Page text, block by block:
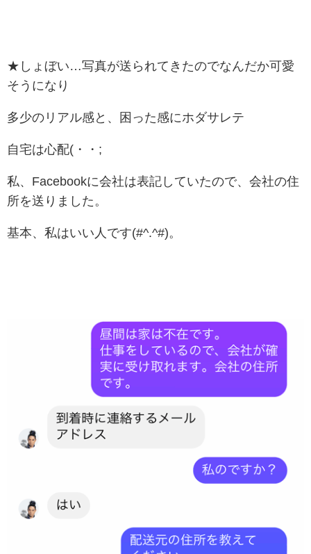
★しょぼい…写真が送られてきたのでなんだか可愛
そうになり
多少のリアル感と、困った感にホダサレテ
自宅は心配(・・;
私、Facebookに会社は表記していたので、会社の住
所を送りました。
基本、私はいい人です(#^.^#)。